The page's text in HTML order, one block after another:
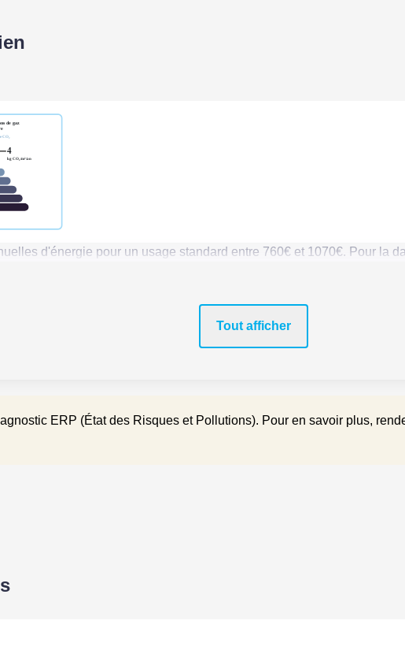
d'énergie pour un usage standard entre 760€ et 1070€. Pour la
Tout afficher
ERP (État des Risques et Pollutions). Pour en savoir plus,